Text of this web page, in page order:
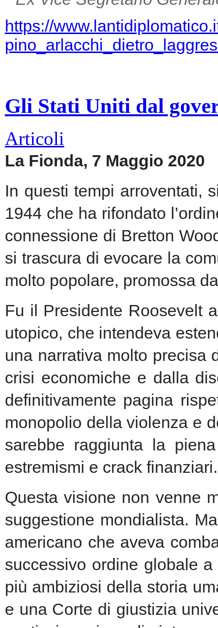
https://
Gli Stati Uniti dal
Articoli
La Fionda, 7 Maggio 2020
In questi tempi arroventati,
1944 che ha rifondato
connessione di Bretton
si trascura di evocare la
molto popolare, promossa
Fu il Presidente Roosevelt
utopico, che intendeva
una narrativa molto precisa
crisi economiche e dalla
definitivamente pagina
monopolio della violenza e
sarebbe raggiunta la
estremismi e crack finanziari.
Questa visione non venne
suggestione mondialista.
americano che aveva
successivo ordine globale
più ambiziosi della storia
e una Corte di giustizia